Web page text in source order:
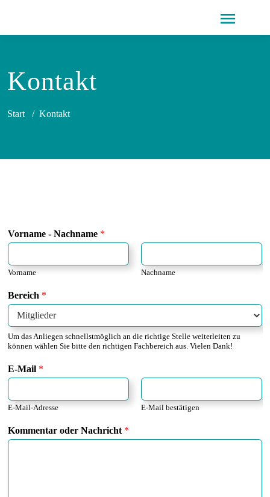
Kontakt
Start / Kontakt
Vorname - Nachname *
Vorname Nachname
o
n
a
m
E
M
a
l
Bereich *
Um das Anliegen schnellstmöglich an die richtige Stelle weiterleiten zu
können wählen Sie bitte den richtigen Fachbereich aus. Vielen Dank!
E-Mail *
E-Mail-Adresse E-Mail bestätigen
Kommentar oder Nachricht *